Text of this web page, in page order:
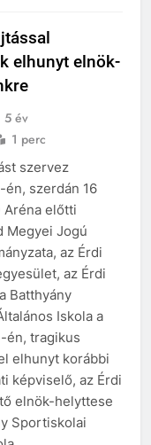
elhunyt elnök-
5 év
1 perc
szervez
szerdán 16
Aréna előtti
Megyei Jogú
az Érdi
az Érdi
Batthyány
Iskola a
én, tragikus
elhunyt korábbi
képviselő, az Érdi
elnök-helyttese
Sportiskolai